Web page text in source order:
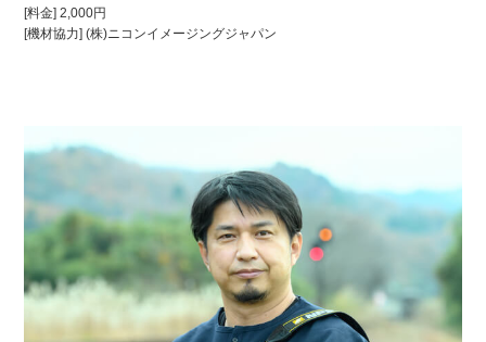
[料金] 2,000円
[機材協力] (株)ニコンイメージングジャパン